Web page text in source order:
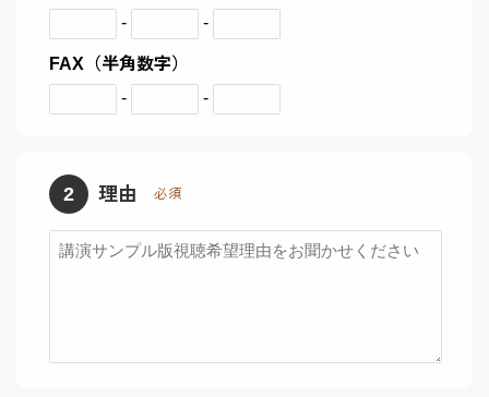
- -
FAX（半角数字）
-
-
2 理由 必須